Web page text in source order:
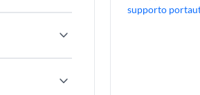
expand_more
expand_more